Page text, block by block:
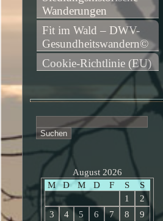
Wanderungen
Fit im Wald – DWV-
Gesundheitswandern©
Cookie-Richtlinie (EU)
nach:
August 2026
M
D M D F S
S
1
2
3
4 5 6 7 8
9